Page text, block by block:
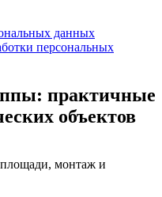
данных
персональных
практичные
объектов